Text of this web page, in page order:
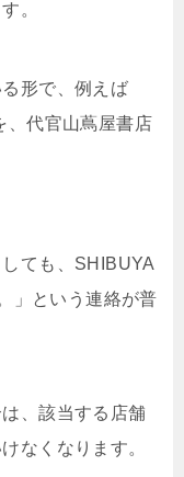
。
形で、例えば
、代官山蔦屋書店
ても、SHIBUYA
」という連絡が普
、該当する店舗
なくなります。